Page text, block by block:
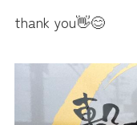
thank you👋😊